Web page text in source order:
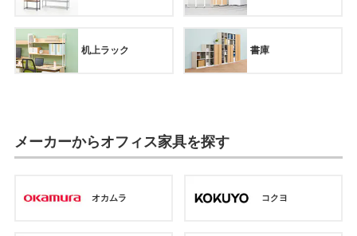
机上ラック 書庫
メーカーからオフィス家具を探す
オカムラ コクヨ